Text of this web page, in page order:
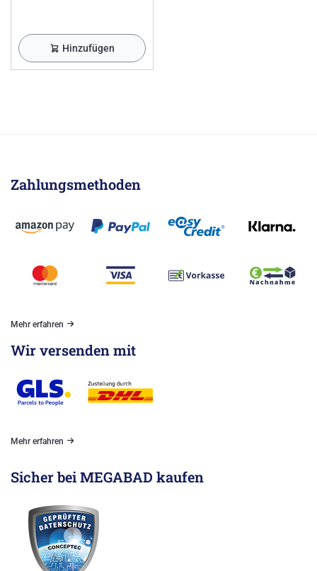
Hinzufügen
Zahlungsmethoden
Mehr erfahren
Wir versenden mit
Mehr erfahren
Sicher bei MEGABAD kaufen